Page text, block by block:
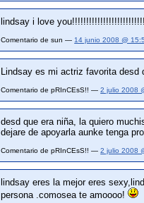
lindsay i love
Comentario de sun — 14 junio 2008 @
Lindsay es mi actriz favorita desd
Comentario de pRInCEsS!! —2 julio 2008
desd que era niña, la quiero
dejare de apoyarla aunke tenga
Comentario de pRInCEsS!! —2 julio 2008
lindsay eres la mejor eres
persona .comosea te amoooo!